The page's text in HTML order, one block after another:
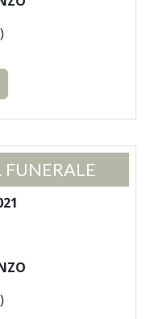
FUNERALE